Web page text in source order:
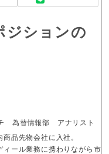
ジションの
為替情報部 アナリスト
品先物会社に入社。
ール業務に携わりながら市